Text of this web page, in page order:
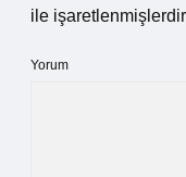
ile işaretlenmişlerdir
Yorum